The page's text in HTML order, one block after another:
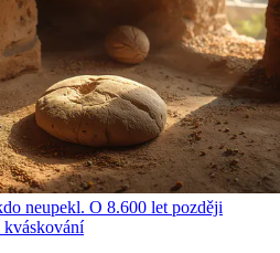
neupekl. O 8.600 let později
kváskování